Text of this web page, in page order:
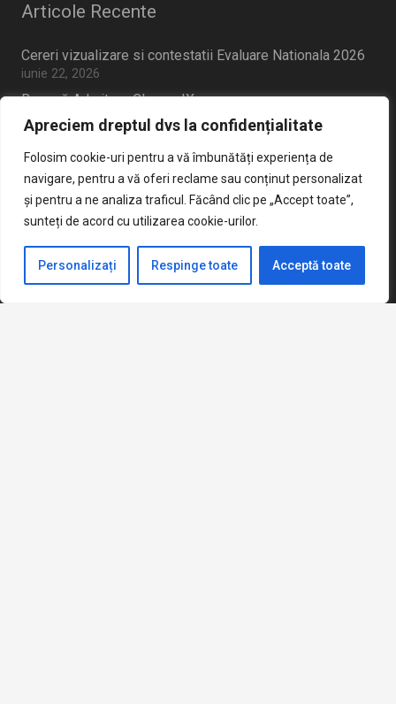
Apreciem dreptul dvs la confidențialitate
Folosim cookie-uri pentru a vă îmbunătăți experiența de
navigare, pentru a vă oferi reclame sau conținut personalizat
și pentru a ne analiza traficul. Făcând clic pe „Accept toate”,
sunteți de acord cu utilizarea cookie-urilor.
Personalizați Respinge toate Acceptă toate
Articole Recente
Cereri vizualizare si contestatii Evaluare Nationala 2026
iunie 22, 2026
Broșură Admitere Clasa a IX-a
mai 20, 2026
aprilie 2, 2026
Criterii admitere clasa pregatitoare 2026-2027
martie 14, 2026